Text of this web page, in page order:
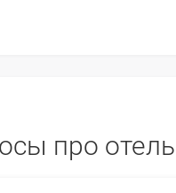
про